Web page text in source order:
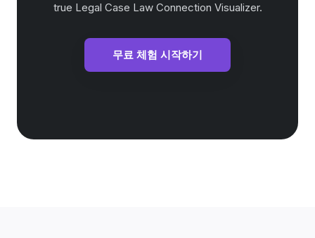
true Legal Case Law Connection Visualizer.
무료 체험 시작하기